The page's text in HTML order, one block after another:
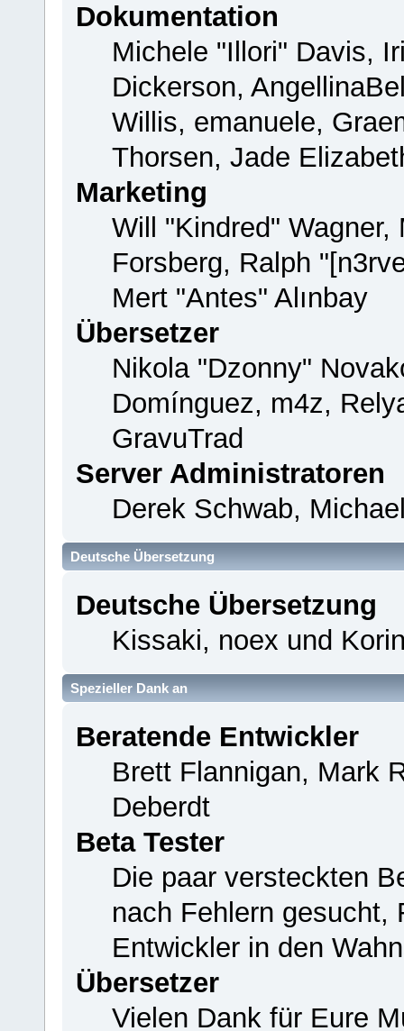
Dokumentation
Michele "Illori" Davis,
Dickerson,
Willis, emanuele,
Thorsen, Jade
Marketing
Will "Kindred" Wagner,
Forsberg, Ralph
Mert "Antes" Alınbay
Übersetzer
Nikola "Dzonny"
Domínguez, m4z,
GravuTrad
Server Administratoren
Derek Schwab,
Deutsche Übersetzung
Deutsche Übersetzung
Kissaki, noex und
Spezieller Dank an
Beratende Entwickler
Brett Flannigan, Mark
Deberdt
Beta Tester
Die paar versteckten
nach Fehlern gesucht,
Entwickler in den
Übersetzer
Vielen Dank für Eure